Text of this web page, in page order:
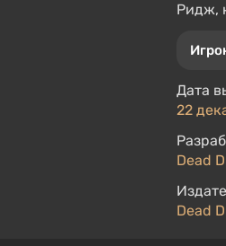
Ридж,
Дата
22
Dead
Dead